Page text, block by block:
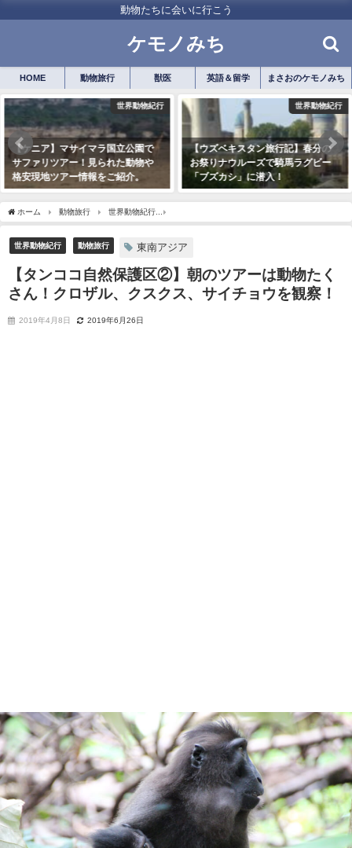
動物たちに会いに行こう
ケモノみち
HOME 動物旅行 獣医 英語＆留学 まさおのケモノみち
世界動物紀行
【ウズベキスタン旅行記】春分の
お祭りナウルーズで騎馬ラグビー
「ブズカシ」に潜入！
世界動物紀行
【ペルー】コンドルは飛んでいく
～コルカ渓谷でコンドル探し！コ
ンドルの種類も解説。
ホーム 動物旅行 世界動物紀行
世界動物紀行 動物旅行 東南アジア
【タンココ自然保護区②】朝のツアーは動物たく
さん！クロザル、クスクス、サイチョウを観察！
2019年4月8日 2019年6月26日